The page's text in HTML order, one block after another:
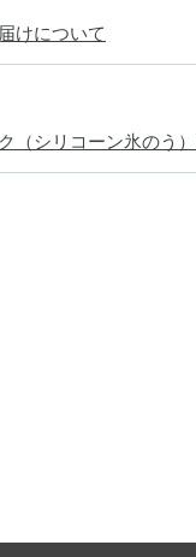
けについて
（シリコーン氷のう